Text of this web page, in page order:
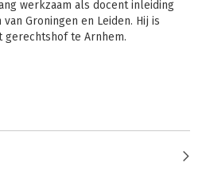
werkzaam als docent inleiding
Groningen en Leiden. Hij is
te Arnhem.